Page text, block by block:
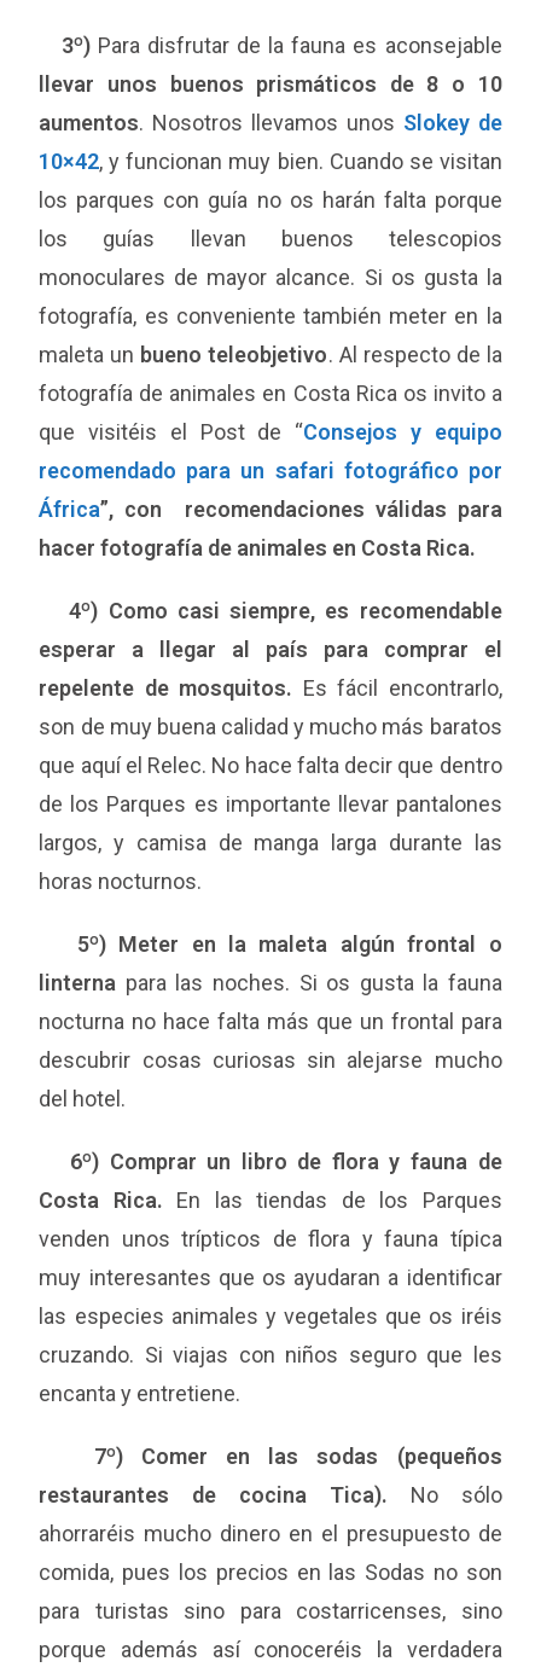
3º)Para disfrutar de la fauna es aconsejable
llevar unos buenos prismáticos de 8 o 10
aumentos. Nosotros llevamos unos Slokey de
10×42, y funcionan muy bien. Cuando se visitan
los parques con guía no os harán falta porque
los guías llevan buenos telescopios
monoculares de mayor alcance. Si os gusta la
fotografía, es conveniente también meter en la
maleta un bueno teleobjetivo. Al respecto de la
fotografía de animales en Costa Rica os invito a
que visitéis el Post de “Consejos y equipo
recomendado para un safari fotográfico por
África”, con recomendaciones válidas para
hacer fotografía de animales en Costa Rica.
4º) Como casi siempre, es recomendable
esperar a llegar al país para comprar el
repelente de mosquitos. Es fácil encontrarlo,
son de muy buena calidad y mucho más baratos
que aquí el Relec. No hace falta decir que dentro
de los Parques es importante llevar pantalones
largos, y camisa de manga larga durante las
horas nocturnos.
5º) Meter en la maleta algún frontal o
linterna para las noches. Si os gusta la fauna
nocturna no hace falta más que un frontal para
descubrir cosas curiosas sin alejarse mucho
del hotel.
6º) Comprar un libro de flora y fauna de
Costa Rica. En las tiendas de los Parques
venden unos trípticos de flora y fauna típica
muy interesantes que os ayudaran a identificar
las especies animales y vegetales que os iréis
cruzando. Si viajas con niños seguro que les
encanta y entretiene.
7º) Comer en las sodas (pequeños
restaurantes de cocina Tica). No sólo
ahorraréis mucho dinero en el presupuesto de
comida, pues los precios en las Sodas no son
para turistas sino para costarricenses, sino
porque además así conoceréis la verdadera